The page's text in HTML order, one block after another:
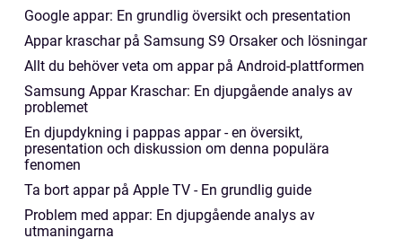
Google appar: En grundlig översikt och presentation
Appar kraschar på Samsung S9 Orsaker och lösningar
Allt du behöver veta om appar på Android-plattformen
Samsung Appar Kraschar: En djupgående analys av
problemet
En djupdykning i pappas appar - en översikt,
presentation och diskussion om denna populära
fenomen
Ta bort appar på Apple TV - En grundlig guide
Problem med appar: En djupgående analys av
utmaningarna